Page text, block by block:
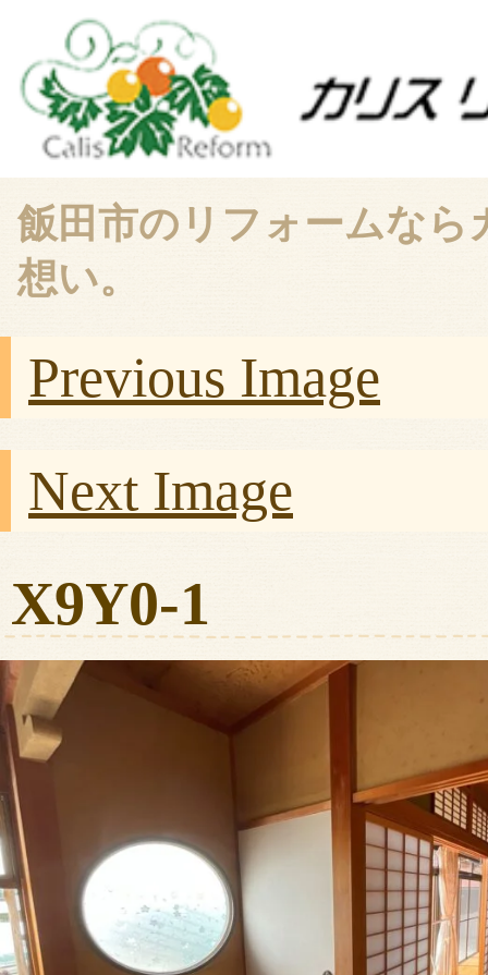
飯田市のリフォームな
想い。
Previous Image
Next Image
X9Y0-1